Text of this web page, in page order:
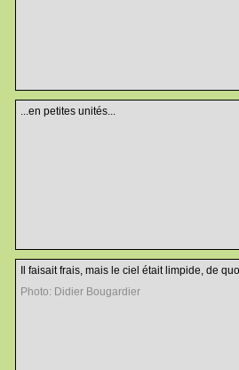
...en petites unités...
Il faisait frais, mais le ciel était limpide, de
Photo: Didier Bougardier